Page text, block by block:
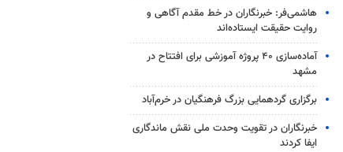
هاشمی‌فر​​​​​​​: خبرنگاران در خط مقدم آگاهی و
روایت حقیقت ایستاده‌اند
آماده‌سازی ۴۰ پروژه آموزشی برای افتتاح در
مشهد
برگزاری گردهمایی بزرگ فرهنگیان در خرم‌آباد
خبرنگاران در تقویت وحدت ملی نقش ماندگاری
ایفا کردند